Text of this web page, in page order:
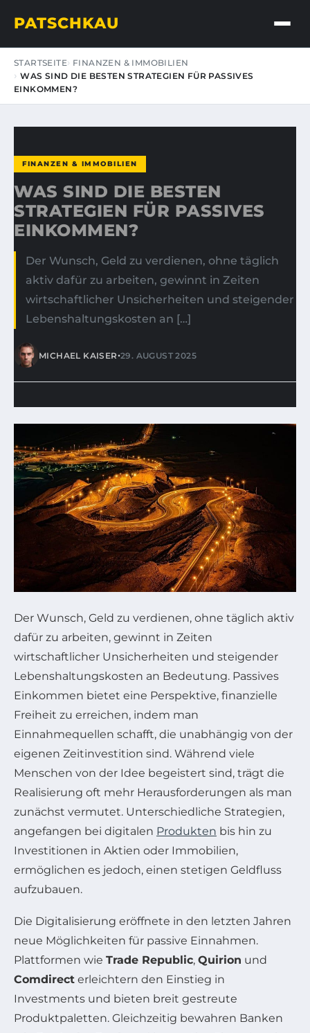
PATSCHKAU
STARTSEITE FINANZEN & IMMOBILIEN
WAS SIND DIE BESTEN STRATEGIEN FÜR PASSIVES
EINKOMMEN?
FINANZEN & IMMOBILIEN
WAS SIND DIE BESTEN
STRATEGIEN FÜR PASSIVES
EINKOMMEN?
Der Wunsch, Geld zu verdienen, ohne täglich
aktiv dafür zu arbeiten, gewinnt in Zeiten
wirtschaftlicher Unsicherheiten und steigender
Lebenshaltungskosten an […]
MICHAEL KAISER•29. AUGUST 2025
Der Wunsch, Geld zu verdienen, ohne täglich aktiv
dafür zu arbeiten, gewinnt in Zeiten
wirtschaftlicher Unsicherheiten und steigender
Lebenshaltungskosten an Bedeutung. Passives
Einkommen bietet eine Perspektive, finanzielle
Freiheit zu erreichen, indem man
Einnahmequellen schafft, die unabhängig von der
eigenen Zeitinvestition sind. Während viele
Menschen von der Idee begeistert sind, trägt die
Realisierung oft mehr Herausforderungen als man
zunächst vermutet. Unterschiedliche Strategien,
angefangen bei digitalen Produkten bis hin zu
Investitionen in Aktien oder Immobilien,
ermöglichen es jedoch, einen stetigen Geldfluss
aufzubauen.
Die Digitalisierung eröffnete in den letzten Jahren
neue Möglichkeiten für passive Einnahmen.
Plattformen wie Trade Republic, Quirion und
Comdirect erleichtern den Einstieg in
Investments und bieten breit gestreute
Produktpaletten. Gleichzeitig bewahren Banken